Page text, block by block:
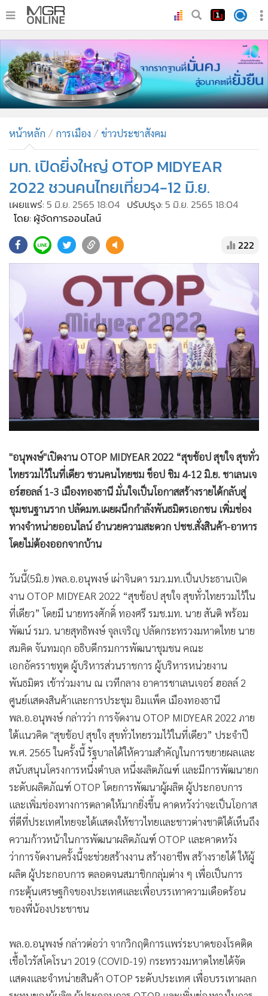
• ทันเหตุการณ์
• ภาคใต้
• ภูมิภาค
• บันเทิง
ผู้จัดการรายวัน
• คอลัมนิสต์
• ละคร
CbizReview
• ผู้จัดกวน
Green Innovation & SD
Management & HR
MGR Live
Infographic
• การเมือง
ท่องเที่ยว
กีฬา
• ต่างประเทศ
• เศรษฐกิจ-ธุรกิจ
• จีน
• ชุมชน-คุณภาพชีวิต
• อาชญากรรม
• Motoring
• เกม
• SMEs
• หุ้น
• อินโดจีน
กองทุนรวม
Celeb Online
• Factcheck
• ญี่ปุ่น
• News1
• Gotomanager
หน้าหลัก การเมือง ข่าวประชาสังคม
มท. เปิดยิ่งใหญ่ OTOP MIDYEAR
2022 ชวนคนไทยเที่ยว4-12 มิ.ย.
เผยแพร่:5 มิ.ย. 2565 18:04 ปรับปรุง:5 มิ.ย. 2565 18:04
โดย: ผู้จัดการออนไลน์
222
"อนุพงษ์"เปิดงาน OTOP MIDYEAR 2022 “สุขช้อป สุขใจ สุขทั่ว
ไทยรวมไว้ในที่เดียว ชวนคนไทยชม ช็อป ชิม 4-12 มิ.ย. ชาเลนเจ
อร์ฮอลล์ 1-3 เมืองทองธานี มั่นใจเป็นโอกาสสร้างรายได้กลับสู่
ชุมชนฐานราก ปลัดมท.เผยผนึกกำลังพันธมิตรเอกชน เพิ่มช่อง
ทางจำหน่ายออนไลน์ อำนวยความสะดวก ปชช.สั่งสินค้า-อาหาร
โดยไม่ต้องออกจากบ้าน
วันนี้(5มิ.ย )พล.อ.อนุพงษ์ เผ่าจินดา รมว.มท.เป็นประธานเปิด
งาน OTOP MIDYEAR 2022 “สุขช้อป สุขใจ สุขทั่วไทยรวมไว้ใน
ที่เดียว” โดยมี นายทรงศักดิ์ ทองศรี รมช.มท. นาย สันติ พร้อม
พัฒน์ รมว. นายสุทธิพงษ์ จุลเจริญ ปลัดกระทรวงมหาดไทย นาย
สมคิด จันทมฤก อธิบดีกรมการพัฒนาชุมชน คณะ
เอกอัครราชทูต ผู้บริหารส่วนราชการ ผู้บริหารหน่วยงาน
พันธมิตร เข้าร่วมงาน ณ เวทีกลาง อาคารชาเลนเจอร์ ฮอลล์ 2
ศูนย์แสดงสินค้าและการประชุม อิมแพ็ค เมืองทองธานี
พล.อ.อนุพงษ์ กล่าวว่า การจัดงาน OTOP MIDYEAR 2022 ภาย
ใต้แนวคิด "สุขช้อป สุขใจ สุขทั่วไทยรวมไว้ในที่เดียว” ประจำปี
พ.ศ. 2565 ในครั้งนี้ รัฐบาลได้ให้ความสำคัญในการขยายผลและ
สนับสนุนโครงการหนึ่งตำบล หนึ่งผลิตภัณฑ์ และมีการพัฒนายก
ระดับผลิตภัณฑ์ OTOP โดยการพัฒนาผู้ผลิต ผู้ประกอบการ
และเพิ่มช่องทางการตลาดให้มากยิ่งขึ้น คาดหวังว่าจะเป็นโอกาส
ที่ดีที่ประเทศไทยจะได้แสดงให้ชาวไทยและชาวต่างชาติได้เห็นถึง
ความก้าวหน้าในการพัฒนาผลิตภัณฑ์ OTOP และคาดหวัง
ว่าการจัดงานครั้งนี้จะช่วยสร้างงาน สร้างอาชีพ สร้างรายได้ ให้ผู้
ผลิต ผู้ประกอบการ ตลอดจนสมาชิกกลุ่มต่าง ๆ เพื่อเป็นการ
กระตุ้นเศรษฐกิจของประเทศและเพื่อบรรเทาความเดือดร้อน
ของพี่น้องประชาชน
พล.อ.อนุพงษ์ กล่าวต่อว่า จากวิกฤติการแพร่ระบาดของโรคติด
เชื้อไวรัสโคโรนา 2019 (COVID-19) กระทรวงมหาดไทยได้จัด
แสดงและจำหน่ายสินค้า OTOP ระดับประเทศ เพื่อบรรเทาผลก